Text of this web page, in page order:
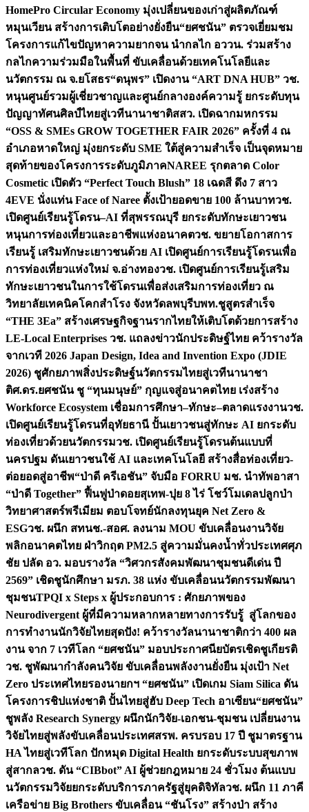
HomePro Circular Economy มุ่งเปลี่ยนของเก่าสู่ผลิตภัณฑ์
หมุนเวียน สร้างการเติบโตอย่างยั่งยืน“ยศชนัน” ตรวจเยี่ยมชม
โครงการแก้ไขปัญหาความยากจน นำกลไก อววน. ร่วมสร้าง
กลไกความร่วมมือในพื้นที่ ขับเคลื่อนด้วยเทคโนโลยีและ
นวัตกรรม ณ จ.ยโสธร“ดนุพร” เปิดงาน “ART DNA HUB” วช.
หนุนศูนย์รวมผู้เชี่ยวชาญและศูนย์กลางองค์ความรู้ ยกระดับทุน
ปัญญาทัศนศิลป์ไทยสู่เวทีนานาชาติสสว. เปิดฉากมหกรรม
“OSS & SMEs GROW TOGETHER FAIR 2026” ครั้งที่ 4 ณ
อำเภอหาดใหญ่ มุ่งยกระดับ SME ใต้สู่ความสำเร็จ เป็นจุดหมาย
สุดท้ายของโครงการระดับภูมิภาคNAREE รุกตลาด Color
Cosmetic เปิดตัว “Perfect Touch Blush” 18 เฉดสี ดึง 7 สาว
4EVE นั่งแท่น Face of Naree ตั้งเป้ายอดขาย 100 ล้านบาทวช.
เปิดศูนย์เรียนรู้โดรน–AI ที่สุพรรณบุรี ยกระดับทักษะเยาวชน
หนุนการท่องเที่ยวและอาชีพแห่งอนาคตวช. ขยายโอกาสการ
เรียนรู้ เสริมทักษะเยาวชนด้วย AI เปิดศูนย์การเรียนรู้โดรนเพื่อ
การท่องเที่ยวแห่งใหม่ จ.อ่างทองวช. เปิดศูนย์การเรียนรู้เสริม
ทักษะเยาวชนในการใช้โดรนเพื่อส่งเสริมการท่องเที่ยว ณ
วิทยาลัยเทคนิคโคกสำโรง จังหวัดลพบุรีบพท.ชูสูตรสำเร็จ
“THE 3Ea” สร้างเศรษฐกิจฐานรากไทยให้เติบโตด้วยการสร้าง
LE-Local Enterprises วช. แถลงข่าวนักประดิษฐ์ไทย คว้ารางวัล
จากเวที 2026 Japan Design, Idea and Invention Expo (JDIE
2026) ชูศักยภาพสิ่งประดิษฐ์นวัตกรรมไทยสู่เวทีนานาชา
ติศ.ดร.ยศชนัน ชู “ทุนมนุษย์” กุญแจสู่อนาคตไทย เร่งสร้าง
Workforce Ecosystem เชื่อมการศึกษา–ทักษะ–ตลาดแรงงานวช.
เปิดศูนย์เรียนรู้โดรนที่อุทัยธานี ปั้นเยาวชนสู่ทักษะ AI ยกระดับ
ท่องเที่ยวด้วยนวัตกรรมวช. เปิดศูนย์เรียนรู้โดรนต้นแบบที่
นครปฐม ดันเยาวชนใช้ AI และเทคโนโลยี สร้างสื่อท่องเที่ยว-
ต่อยอดสู่อาชีพ“ป่าดี ครีเอชัน” จับมือ FORRU มช. นำทัพอาสา
“ป่าดี Together” ฟื้นฟูป่าดอยสุเทพ-ปุย 8 ไร่ โชว์โมเดลปลูกป่า
วิทยาศาสตร์พรีเมียม ตอบโจทย์นักลงทุนยุค Net Zero &
ESGวช. ผนึก สทนช.-สอศ. ลงนาม MOU ขับเคลื่อนงานวิจัย
พลิกอนาคตไทย ฝ่าวิกฤต PM2.5 สู่ความมั่นคงน้ำทั่วประเทศศุภ
ชัย ปลัด อว. มอบรางวัล “วิศวกรสังคมพัฒนาชุมชนดีเด่น ปี
2569” เชิดชูนักศึกษา มรภ. 38 แห่ง ขับเคลื่อนนวัตกรรมพัฒนา
ชุมชนTPQI x Steps x ผู้ประกอบการ : ศักยภาพของ
Neurodivergent ผู้ที่มีความหลากหลายทางการรับรู้ สู่โลกของ
การทำงานนักวิจัยไทยสุดปัง! คว้ารางวัลนานาชาติกว่า 400 ผล
งาน จาก 7 เวทีโลก “ยศชนัน” มอบประกาศนียบัตรเชิดชูเกียรติ
วช. ชูพัฒนากำลังคนวิจัย ขับเคลื่อนพลังงานยั่งยืน มุ่งเป้า Net
Zero ประเทศไทยรองนายกฯ “ยศชนัน” เปิดเกม Siam Silica ดัน
โครงการชิปแห่งชาติ ปั้นไทยสู่ฮับ Deep Tech อาเซียน“ยศชนัน”
ชูพลัง Research Synergy ผนึกนักวิจัย-เอกชน-ชุมชน เปลี่ยนงาน
วิจัยไทยสู่พลังขับเคลื่อนประเทศสรพ. ครบรอบ 17 ปี ชูมาตรฐาน
HA ไทยสู่เวทีโลก ปักหมุด Digital Health ยกระดับระบบสุขภาพ
สู่สากลวช. ดัน “CIBbot” AI ผู้ช่วยกฎหมาย 24 ชั่วโมง ต้นแบบ
นวัตกรรมวิจัยยกระดับบริการภาครัฐสู่ยุคดิจิทัลวช. ผนึก 11 ภาคี
เครือข่าย Big Brothers ขับเคลื่อน “ชันโรง” สร้างป่า สร้าง